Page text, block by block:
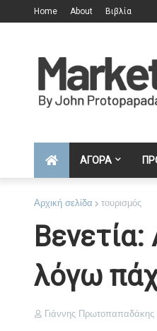
Home About Βιβλία
ΑΓΟΡΑ
Αρχική σελίδα τουρισμός
λόγω
Γιάννης Πρωτοπαπαδάκης